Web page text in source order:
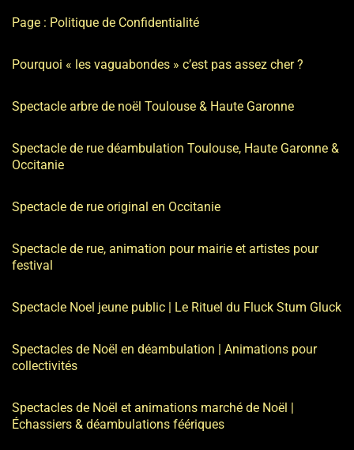
Page : Politique de Confidentialité
Pourquoi « les vaguabondes » c’est pas assez cher ?
Spectacle arbre de noël Toulouse & Haute Garonne
Spectacle de rue déambulation Toulouse, Haute Garonne &
Occitanie
Spectacle de rue original en Occitanie
Spectacle de rue, animation pour mairie et artistes pour
festival
Spectacle Noel jeune public | Le Rituel du Fluck Stum Gluck
Spectacles de Noël en déambulation | Animations pour
collectivités
Spectacles de Noël et animations marché de Noël |
Échassiers & déambulations féériques